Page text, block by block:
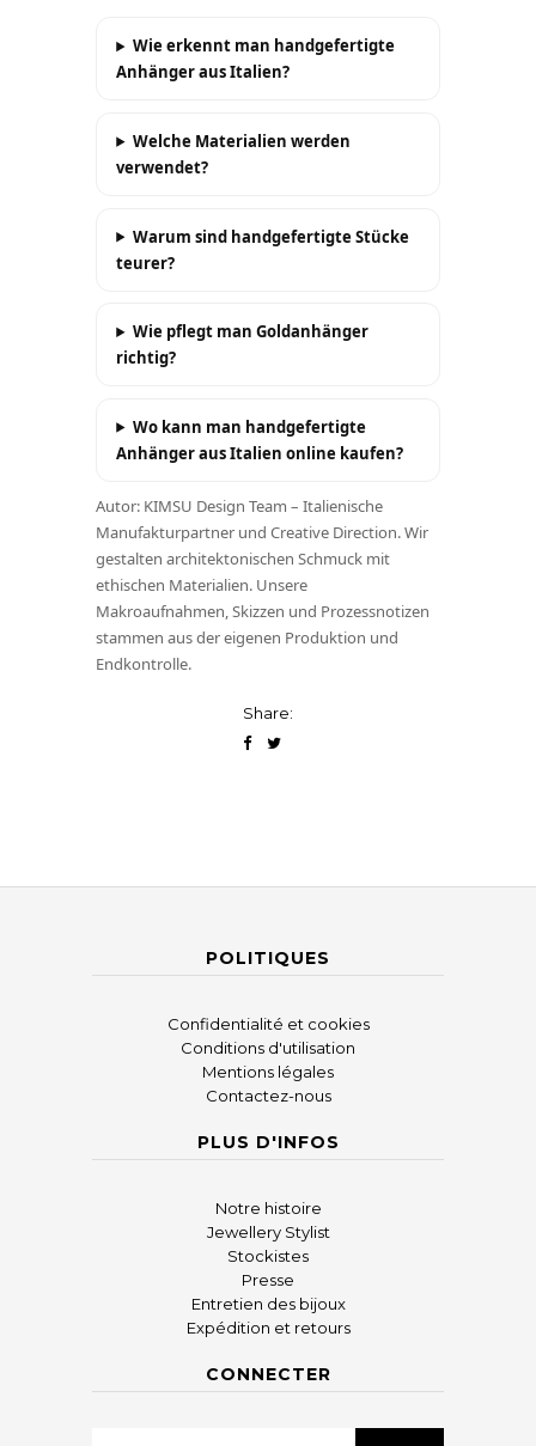
Wie erkennt man handgefertigte
Anhänger aus Italien?
Welche Materialien werden
verwendet?
Warum sind handgefertigte Stücke
teurer?
Wie pflegt man Goldanhänger
richtig?
Wo kann man handgefertigte
Anhänger aus Italien online kaufen?
Autor: KIMSU Design Team – Italienische
Manufakturpartner und Creative Direction. Wir
gestalten architektonischen Schmuck mit
ethischen Materialien. Unsere
Makroaufnahmen, Skizzen und Prozessnotizen
stammen aus der eigenen Produktion und
Endkontrolle.
Share:
POLITIQUES
Confidentialité et cookies
Conditions d'utilisation
Mentions légales
Contactez-nous
PLUS D'INFOS
Notre histoire
Jewellery Stylist
Stockistes
Presse
Entretien des bijoux
Expédition et retours
CONNECTER